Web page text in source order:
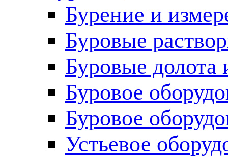
Бурение и
Буровые
Буровые долота
Буровое
Буровое
Устьевое